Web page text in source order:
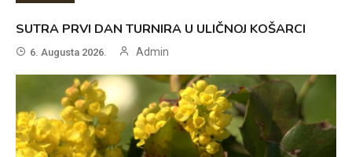
SUTRA PRVI DAN TURNIRA U ULIČNOJ KOŠARCI
6. Augusta 2026. Admin